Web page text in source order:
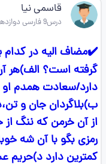
قاسمی نیا
درس9 فارسی دوازدهم
✔️مضاف الیه در
گرفته است؟ الف)هر
دارد/سعادت همدم
ب)بلاگردان جان و
از آن خرمن که ننگ
رمزی بگو با آن شه
کمترین دارد د)حریم